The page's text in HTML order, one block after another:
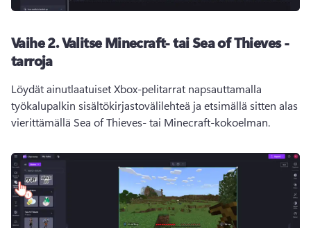
Vaihe 2. Valitse Minecraft- tai Sea of Thieves -
tarroja
Löydät ainutlaatuiset Xbox-pelitarrat napsauttamalla
työkalupalkin sisältökirjastovälilehteä ja etsimällä sitten alas
vierittämällä Sea of Thieves- tai Minecraft-kokoelman.